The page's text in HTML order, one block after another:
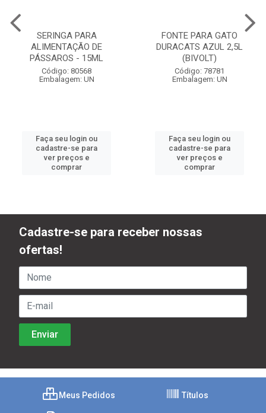
SERINGA PARA
ALIMENTAÇÃO DE
PÁSSAROS - 15ML
Código: 80568
Embalagem: UN
Faça seu login ou
cadastre-se para
ver preços e
comprar
FONTE PARA GATO
DURACATS AZUL 2,5L
(BIVOLT)
Código: 78781
Embalagem: UN
Faça seu login ou
cadastre-se para
ver preços e
comprar
Cadastre-se para receber nossas
ofertas!
Meus Pedidos Títulos